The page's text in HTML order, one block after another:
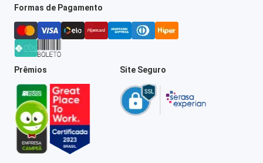
Formas de Pagamento
Prêmios Site Seguro